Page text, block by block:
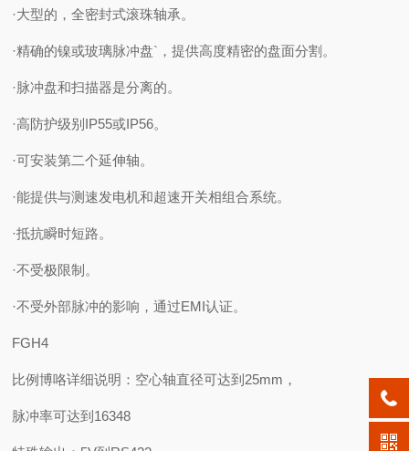
·大型的，全密封式滚珠轴承。
·精确的镍或玻璃脉冲盘`，提供高度精密的盘面分割。
·脉冲盘和扫描器是分离的。
·高防护级别IP55或IP56。
·可安装第二个延伸轴。
·能提供与测速发电机和超速开关相组合系统。
·抵抗瞬时短路。
·不受极限制。
·不受外部脉冲的影响，通过EMI认证。
FGH4
比例博咯详细说明：空心轴直径可达到25mm，
脉冲率可达到16348